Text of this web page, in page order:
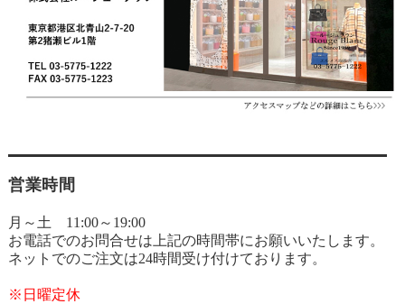
営業時間
月～土 11:00～19:00
お電話でのお問合せは上記の時間帯にお願いいたします。
ネットでのご注文は24時間受け付けております。
※日曜定休